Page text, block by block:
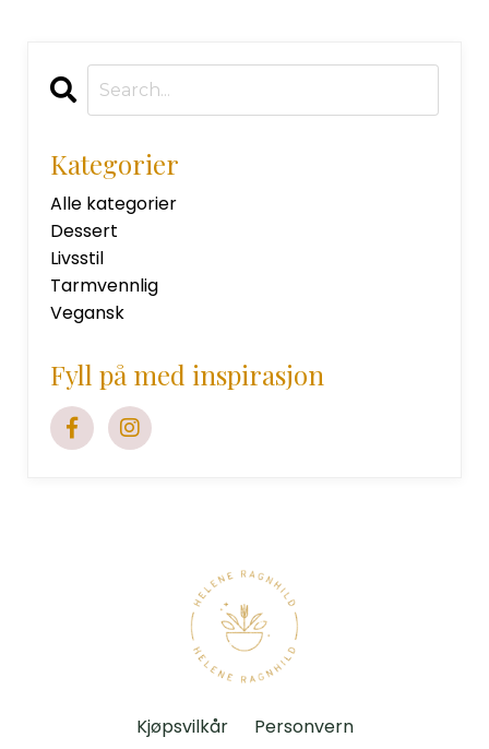
Kategorier
Alle kategorier
Dessert
Livsstil
Tarmvennlig
Vegansk
Fyll på med inspirasjon
Kjøpsvilkår Personvern